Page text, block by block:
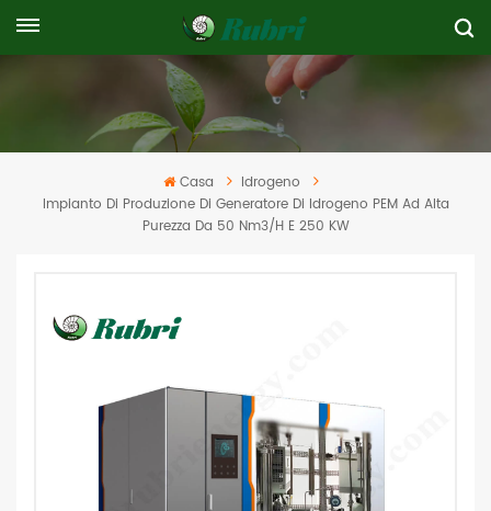
Casa
Idrogeno
Impianto Di Produzione Di Generatore Di Idrogeno PEM Ad Alta
Purezza Da 50 Nm3/h E 250 KW